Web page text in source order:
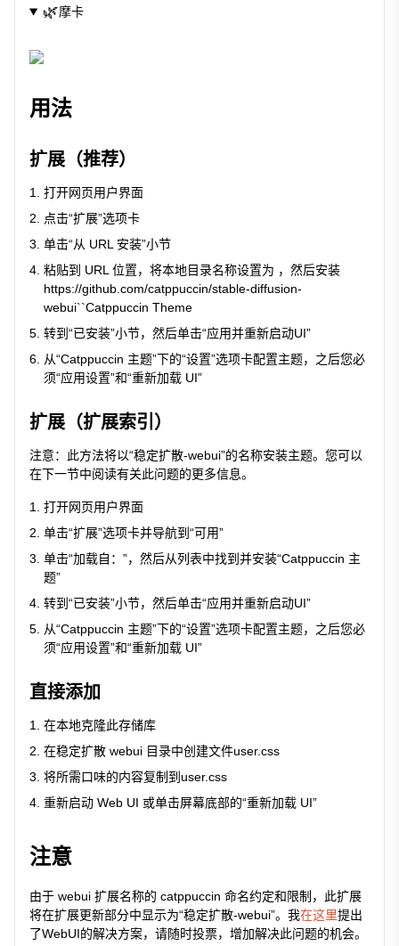
🌿摩卡
用法
扩展（推荐）
打开网页用户界面
点击“扩展”选项卡
单击“从 URL 安装”小节
粘贴到 URL 位置，将本地目录名称设置为 ，然后安装
https://github.com/catppuccin/stable-diffusion-
webui``Catppuccin Theme
转到“已安装”小节，然后单击“应用并重新启动UI”
从“Catppuccin 主题”下的“设置”选项卡配置主题，之后您必
须“应用设置”和“重新加载 UI”
扩展（扩展索引）
注意：此方法将以“稳定扩散-webui”的名称安装主题。您可以
在下一节中阅读有关此问题的更多信息。
打开网页用户界面
单击“扩展”选项卡并导航到“可用”
单击“加载自：”，然后从列表中找到并安装“Catppuccin 主
题”
转到“已安装”小节，然后单击“应用并重新启动UI”
从“Catppuccin 主题”下的“设置”选项卡配置主题，之后您必
须“应用设置”和“重新加载 UI”
直接添加
在本地克隆此存储库
在稳定扩散 webui 目录中创建文件user.css
将所需口味的内容复制到 user.css
重新启动 Web UI 或单击屏幕底部的“重新加载 UI”
注意
由于 webui 扩展名称的 catppuccin 命名约定和限制，此扩展
将在扩展更新部分中显示为“稳定扩散-webui”。我在这里提出
了WebUI的解决方案，请随时投票，增加解决此问题的机会。